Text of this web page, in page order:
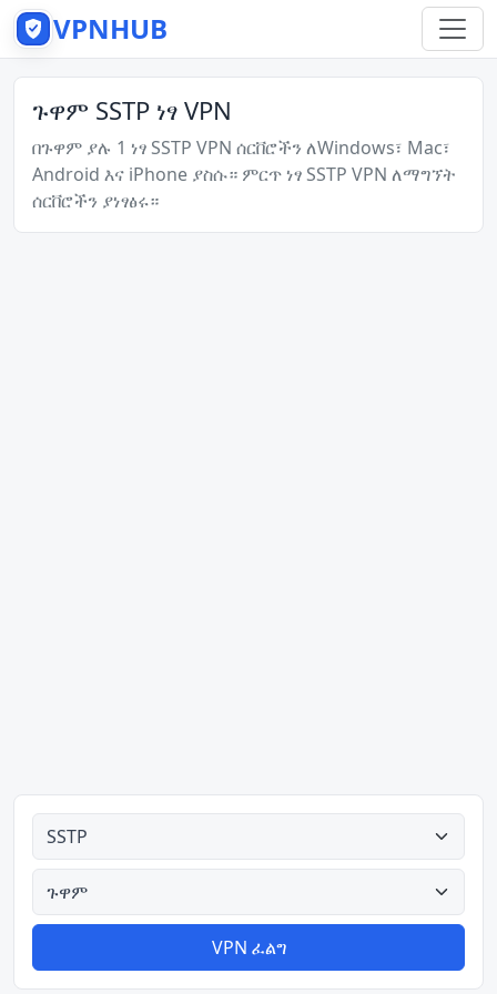
VPNHUB
ጉዋም SSTP ነፃ VPN
በጉዋም ያሉ 1 ነፃ SSTP VPN ሰርቨሮችን ለWindows፣ Mac፣
Android እና iPhone ያስሱ። ምርጥ ነፃ SSTP VPN ለማግኘት
ሰርቨሮችን ያነፃፅሩ።
ሁሉም አይነቶች
VPN ፈልግ